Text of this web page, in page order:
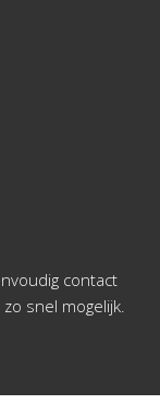
contact
snel mogelijk.